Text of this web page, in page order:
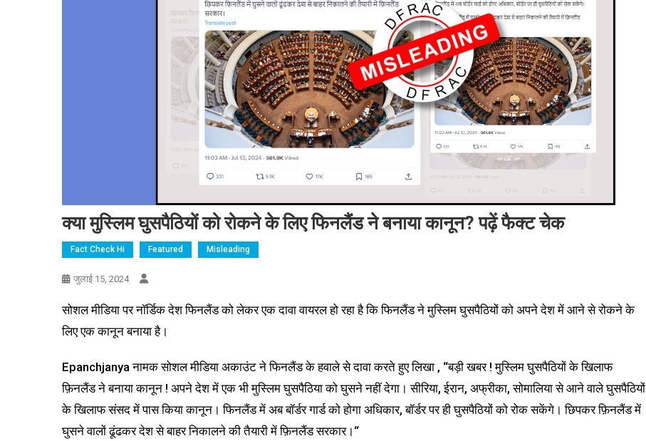
क्या मुस्लिम घुसपैठियों को रोकने के लिए फिनलैंड ने बनाया कानून? पढ़ें फैक्ट चेक
Fact Check Hi Featured Misleading
जुलाई 15, 2024
सोशल मीडिया पर नॉर्डिक देश फिनलैंड को लेकर एक दावा वायरल हो रहा है कि फिनलैंड ने मुस्लिम घुसपैठियों को अपने देश में आने से रोकने के
लिए एक कानून बनाया है।
Epanchjanya नामक सोशल मीडिया अकाउंट ने फिनलैंड के हवाले से दावा करते हुए लिखा , “बड़ी खबर ! मुस्लिम घुसपैठियों के खिलाफ
फ़िनलैंड ने बनाया कानून ! अपने देश में एक भी मुस्लिम घुसपैठिया को घुसने नहीं देगा। सीरिया, ईरान, अफ्रीका, सोमालिया से आने वाले घुसपैठियों
के खिलाफ संसद में पास किया कानून। फिनलैंड में अब बॉर्डर गार्ड को होगा अधिकार, बॉर्डर पर ही घुसपैठियों को रोक सकेंगे। छिपकर फ़िनलैंड में
घुसने वालों ढूंढकर देश से बाहर निकालने की तैयारी में फ़िनलैंड सरकार।“